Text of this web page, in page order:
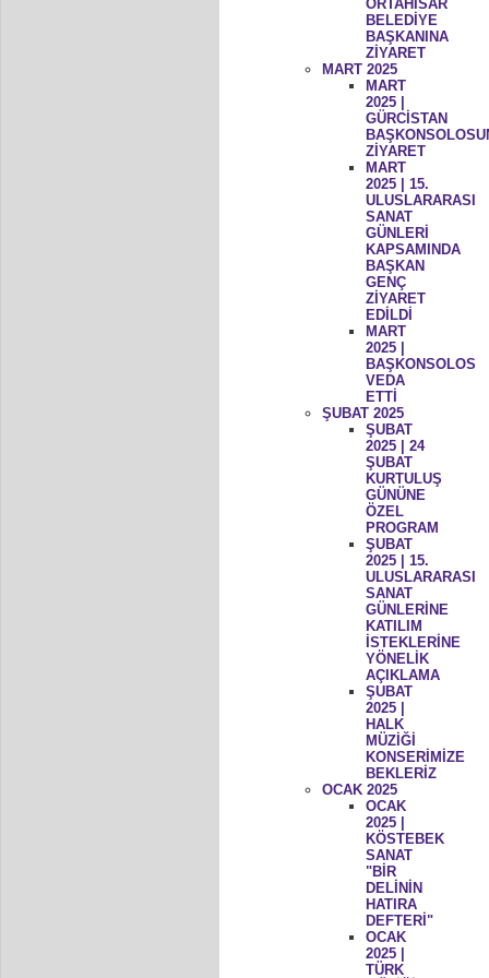
ORTAHİSAR
BELEDİYE
BAŞKANINA
ZİYARET
MART 2025
MART
2025 |
GÜRCİSTAN
ZİYARET
MART
2025 | 15.
ULUSLARARASI
SANAT
GÜNLERİ
KAPSAMINDA
BAŞKAN
GENÇ
ZİYARET
EDİLDİ
MART
2025 |
BAŞKONSOLOS
VEDA
ETTİ
ŞUBAT 2025
ŞUBAT
2025 | 24
ŞUBAT
KURTULUŞ
GÜNÜNE
ÖZEL
PROGRAM
ŞUBAT
2025 | 15.
ULUSLARARASI
SANAT
GÜNLERİNE
KATILIM
İSTEKLERİNE
YÖNELİK
AÇIKLAMA
ŞUBAT
2025 |
HALK
MÜZİĞİ
KONSERİMİZE
BEKLERİZ
OCAK 2025
OCAK
2025 |
KÖSTEBEK
SANAT
"BİR
DELİNİN
HATIRA
DEFTERİ"
OCAK
2025 |
TÜRK